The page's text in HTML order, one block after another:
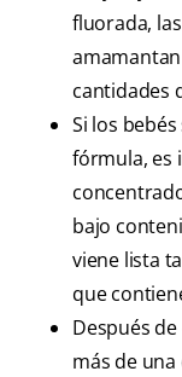
fluorada,
cantidades
Si los
fórmula, es
bajo
viene lista
que
Después
más de